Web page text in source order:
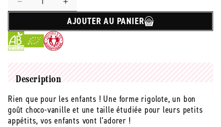
Réduire
de
Belledonne
Biscuit
tigre
choco
vanille
Augmenter
la
quantité
tigre
choco
vanille
AJOUTER AU PANIER
Description
Rien que pour les enfants ! Une forme rigolote, un bon
goût choco-vanille et une taille étudiée pour leurs petits
appétits, vos enfants vont l’adorer !